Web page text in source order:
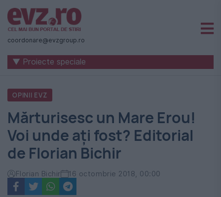
Știri
naționale
internaționale
România
-
Evenimentul
Zilei
coordonare@evzgroup.ro
▼ Proiecte speciale
OPINII EVZ
Mărturisesc un Mare Erou!
Voi unde ați fost? Editorial
de Florian Bichir
Florian Bichir 16 octombrie 2018, 00:00